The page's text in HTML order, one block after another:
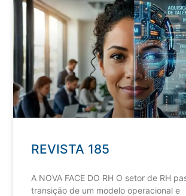
REVISTA 185
A NOVA FACE DO RH O setor de RH
transição de um modelo operacional e